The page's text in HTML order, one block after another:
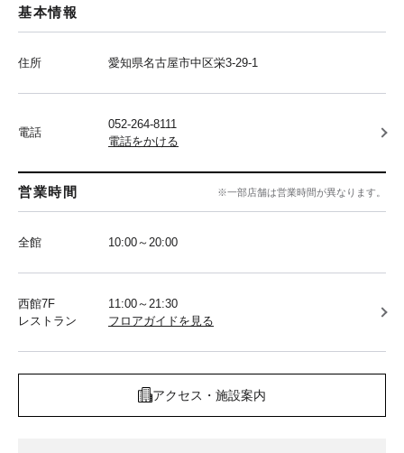
基本情報
住所 愛知県名古屋市中区栄3-29-1
電話
052-264-8111
電話をかける
営業時間 ※一部店舗は営業時間が異なります。
全館 10:00～20:00
西館7F
レストラン
11:00～21:30
フロアガイドを見る
アクセス・施設案内